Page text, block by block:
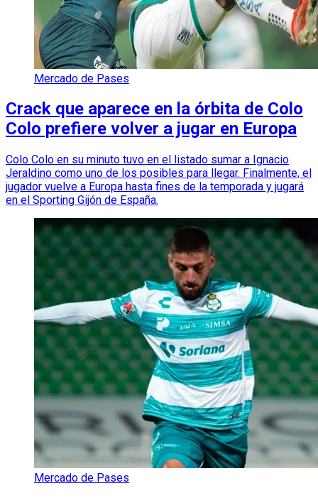
Mercado de Pases
Crack que aparece en la órbita de Colo
Colo prefiere volver a jugar en Europa
Colo Colo en su minuto tuvo en el listado sumar a Ignacio
Jeraldino como uno de los posibles para llegar. Finalmente, el
jugador vuelve a Europa hasta fines de la temporada y jugará
en el Sporting Gijón de España.
Mercado de Pases